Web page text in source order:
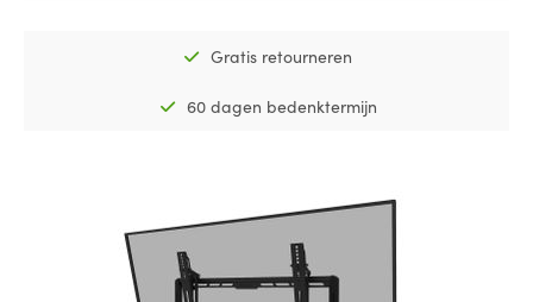
Gratis retourneren
60 dagen bedenktermijn